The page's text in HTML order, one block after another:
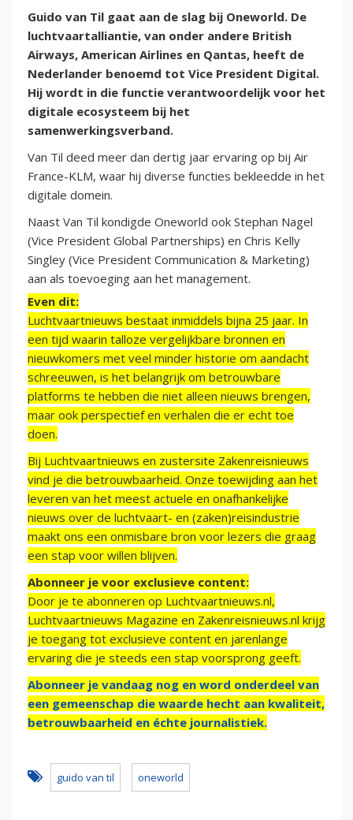
Guido van Til gaat aan de slag bij Oneworld. De
luchtvaartalliantie, van onder andere British
Airways, American Airlines en Qantas, heeft de
Nederlander benoemd tot Vice President Digital.
Hij wordt in die functie verantwoordelijk voor het
digitale ecosysteem bij het
samenwerkingsverband.
Van Til deed meer dan dertig jaar ervaring op bij Air
France-KLM, waar hij diverse functies bekleedde in het
digitale domein.
Naast Van Til kondigde Oneworld ook Stephan Nagel
(Vice President Global Partnerships) en Chris Kelly
Singley (Vice President Communication & Marketing)
aan als toevoeging aan het management.
Even dit:
Luchtvaartnieuws bestaat inmiddels bijna 25 jaar. In
een tijd waarin talloze vergelijkbare bronnen en
nieuwkomers met veel minder historie om aandacht
schreeuwen, is het belangrijk om betrouwbare
platforms te hebben die niet alleen nieuws brengen,
maar ook perspectief en verhalen die er echt toe
doen.
Bij Luchtvaartnieuws en zustersite Zakenreisnieuws
vind je die betrouwbaarheid. Onze toewijding aan het
leveren van het meest actuele en onafhankelijke
nieuws over de luchtvaart- en (zaken)reisindustrie
maakt ons een onmisbare bron voor lezers die graag
een stap voor willen blijven.
Abonneer je voor exclusieve content:
Door je te abonneren op Luchtvaartnieuws.nl,
Luchtvaartnieuws Magazine en Zakenreisnieuws.nl krijg
je toegang tot exclusieve content en jarenlange
ervaring die je steeds een stap voorsprong geeft.
Abonneer je vandaag nog en word onderdeel van
een gemeenschap die waarde hecht aan kwaliteit,
betrouwbaarheid en échte journalistiek.
guido van til oneworld